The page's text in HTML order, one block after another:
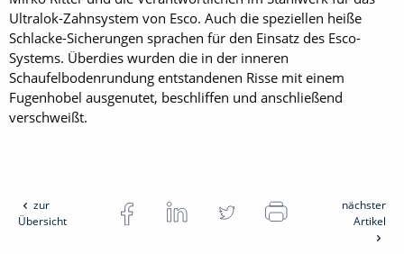
Ultralok-Zahnsystem von Esco. Auch die speziellen heiße
Schlacke-Sicherungen sprachen für den Einsatz des Esco-
Systems. Überdies wurden die in der inneren
Schaufelbodenrundung entstandenen Risse mit einem
Fugenhobel ausgenutet, beschliffen und anschließend
verschweißt.
zur
Übersicht
nächster
Artikel